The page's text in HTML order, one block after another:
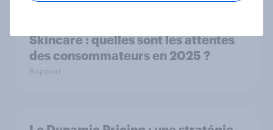
Skincare : quelles sont les attentes
des consommateurs en 2025 ?
Rapport